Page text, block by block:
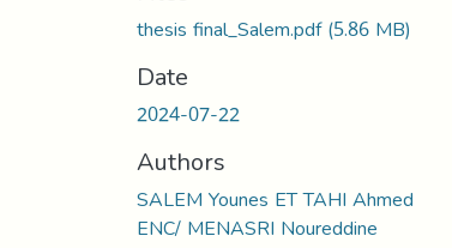
thesis final_Salem.pdf(5.86 MB)
Date
2024-07-22
Authors
SALEM Younes ET TAHI Ahmed
ENC/ MENASRI Noureddine